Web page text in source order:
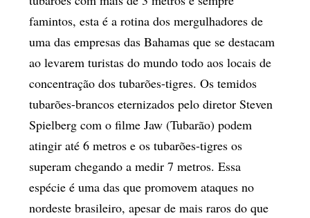
famintos, esta é a rotina dos mergulhadores de
uma das empresas das Bahamas que se destacam
ao levarem turistas do mundo todo aos locais de
concentração dos tubarões-tigres. Os temidos
tubarões-brancos eternizados pelo diretor Steven
Spielberg com o filme Jaw (Tubarão) podem
atingir até 6 metros e os tubarões-tigres os
superam chegando a medir 7 metros. Essa
espécie é uma das que promovem ataques no
nordeste brasileiro, apesar de mais raros do que